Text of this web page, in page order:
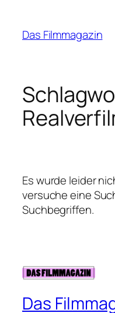
springen
Das Filmmagazin
Es wurde leider
versuche eine
Suchbegriffen.
Das